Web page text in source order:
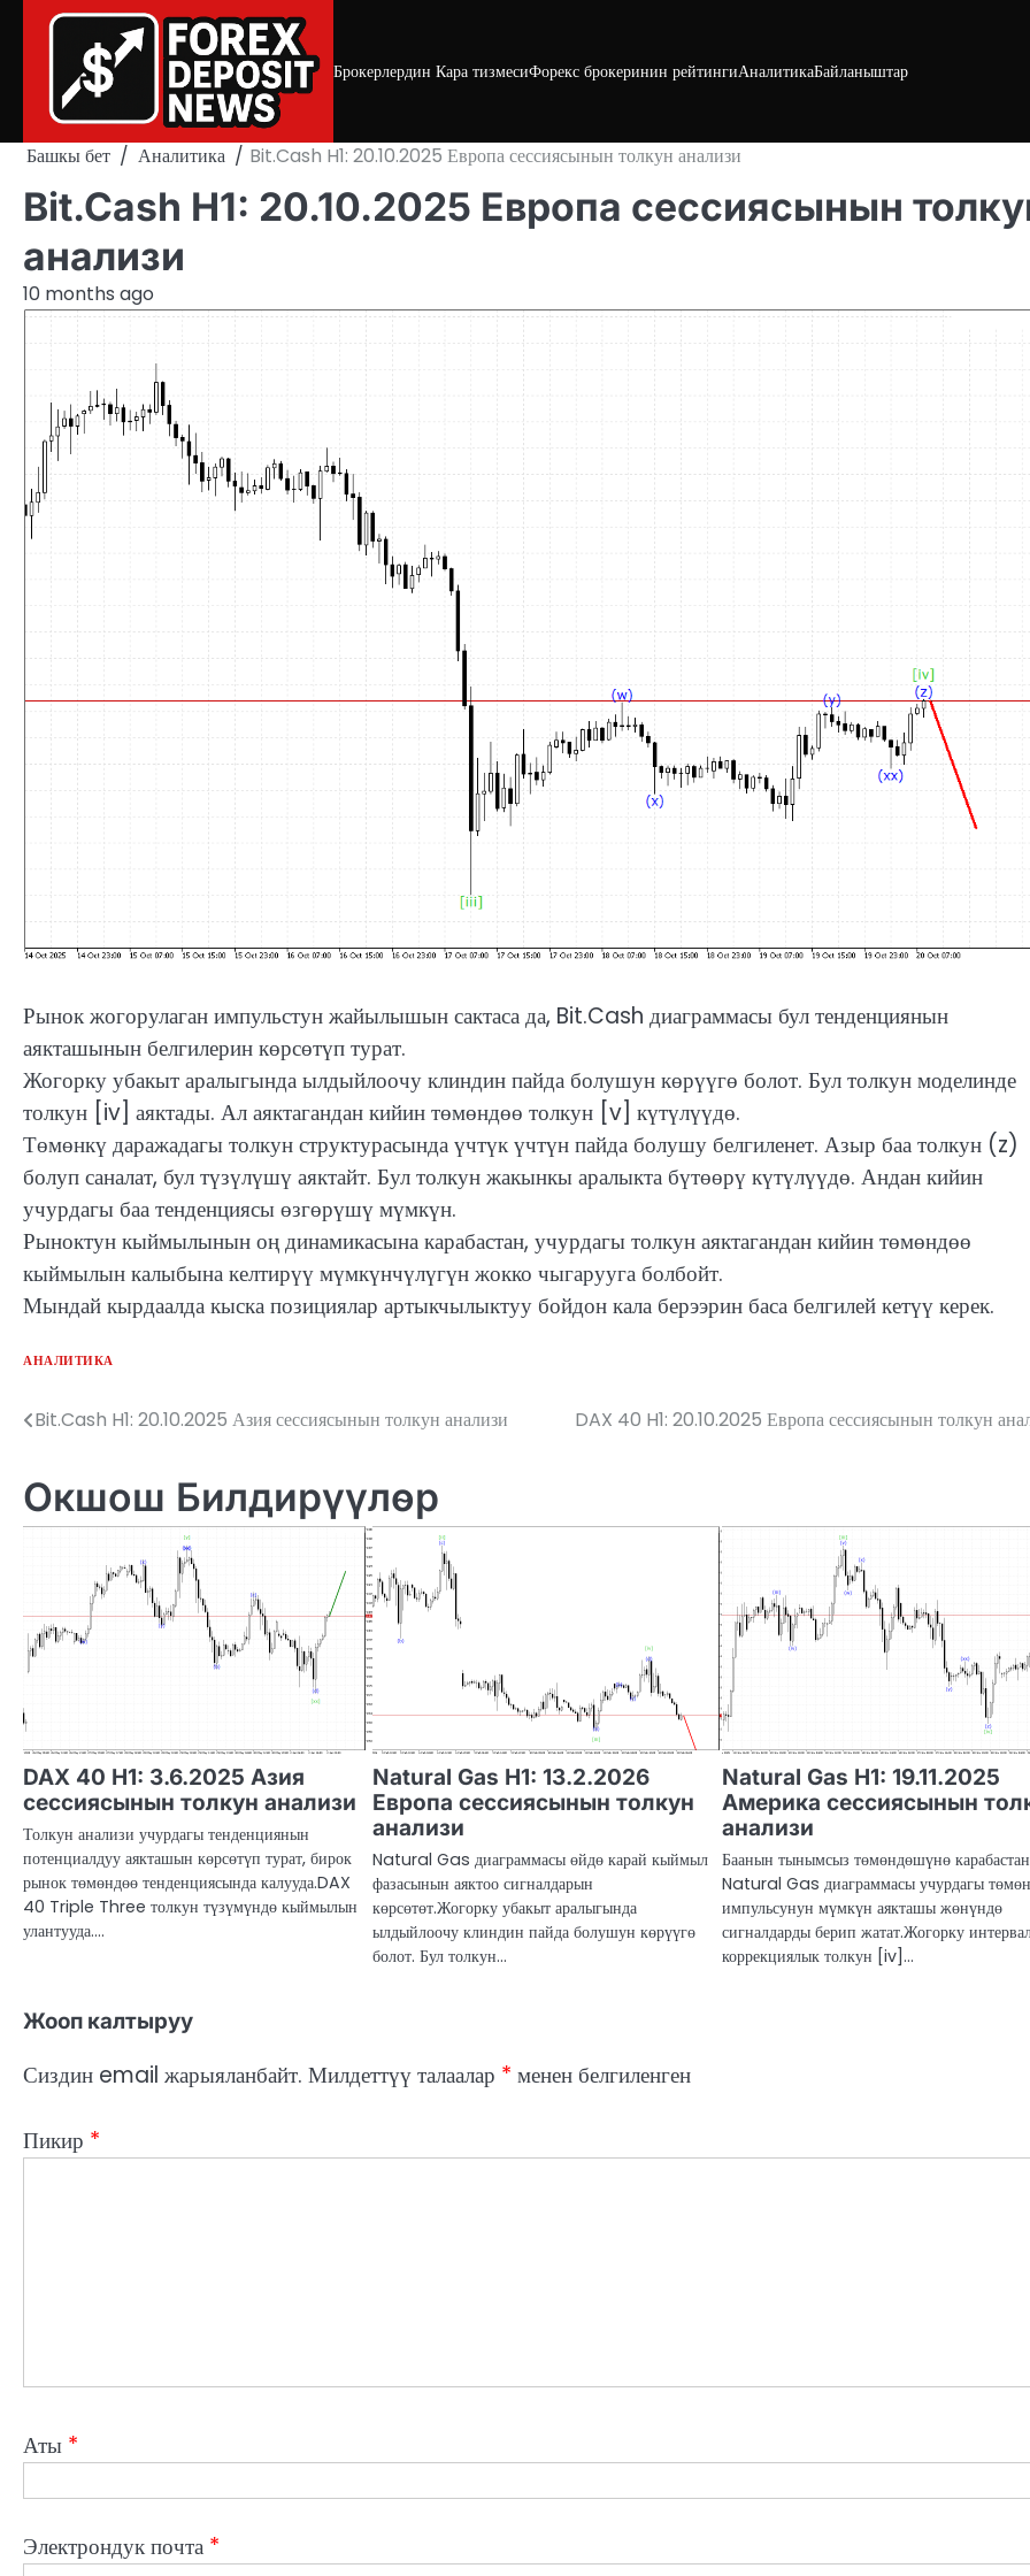
Брокерлердин Кара тизмесиФорекс брокеринин рейтингиАналитикаБайланыштар
Башкы бет Аналитика Bit.Cash H1: 20.10.2025 Европа сессиясынын толкун анализи
Bit.Cash H1: 20.10.2025 Европа сессиясынын
анализи
10 months ago
Рынок жогорулаган импульстун жайылышын сактаса да, Bit.Cash диаграммасы бул тенденциянын
аякташынын белгилерин көрсөтүп турат.
Жогорку убакыт аралыгында ылдыйлоочу клиндин пайда болушун көрүүгө болот. Бул толкун моделинде
толкун [iv] аяктады. Ал аяктагандан кийин төмөндөө толкун [v] күтүлүүдө.
Төмөнкү даражадагы толкун структурасында үчтүк үчтүн пайда болушу белгиленет. Азыр баа толкун (z)
болуп саналат, бул түзүлүшү аяктайт. Бул толкун жакынкы аралыкта бүтөөрү күтүлүүдө. Андан кийин
учурдагы баа тенденциясы өзгөрүшү мүмкүн.
Рыноктун кыймылынын оң динамикасына карабастан, учурдагы толкун аяктагандан кийин төмөндөө
кыймылын калыбына келтирүү мүмкүнчүлүгүн жокко чыгарууга болбойт.
Мындай кырдаалда кыска позициялар артыкчылыктуу бойдон кала берээрин баса белгилей кетүү керек.
АНАЛИТИКА
Жазуулар
багыттоо
Bit.Cash H1: 20.10.2025 Азия сессиясынын толкун анализи DAX 40 H1: 20.10.2025 Европа сессиясынын толкун
Окшош Билдирүүлөр
DAX 40 H1: 3.6.2025 Азия
сессиясынын толкун анализи
Толкун анализи учурдагы тенденциянын
потенциалдуу аякташын көрсөтүп турат, бирок
рынок төмөндөө тенденциясында калууда.DAX
40 Triple Three толкун түзүмүндө кыймылын
улантууда.…
Natural Gas H1: 13.2.2026
Европа сессиясынын толкун
анализи
Natural Gas диаграммасы өйдө карай кыймыл
фазасынын аяктоо сигналдарын
көрсөтөт.Жогорку убакыт аралыгында
ылдыйлоочу клиндин пайда болушун көрүүгө
болот. Бул толкун…
Natural Gas H1: 19.11.2025
Америка сессиясынын
анализи
Баанын тынымсыз төмөндөшүнө
Natural Gas диаграммасы учурдагы
импульсунун мүмкүн аякташы жөнүндө
сигналдарды берип жатат.Жогорку
коррекциялык толкун [iv]…
Жооп калтыруу
Сиздин email жарыяланбайт. Милдеттүү талаалар * менен белгиленген
Пикир *
Аты *
Электрондук почта *